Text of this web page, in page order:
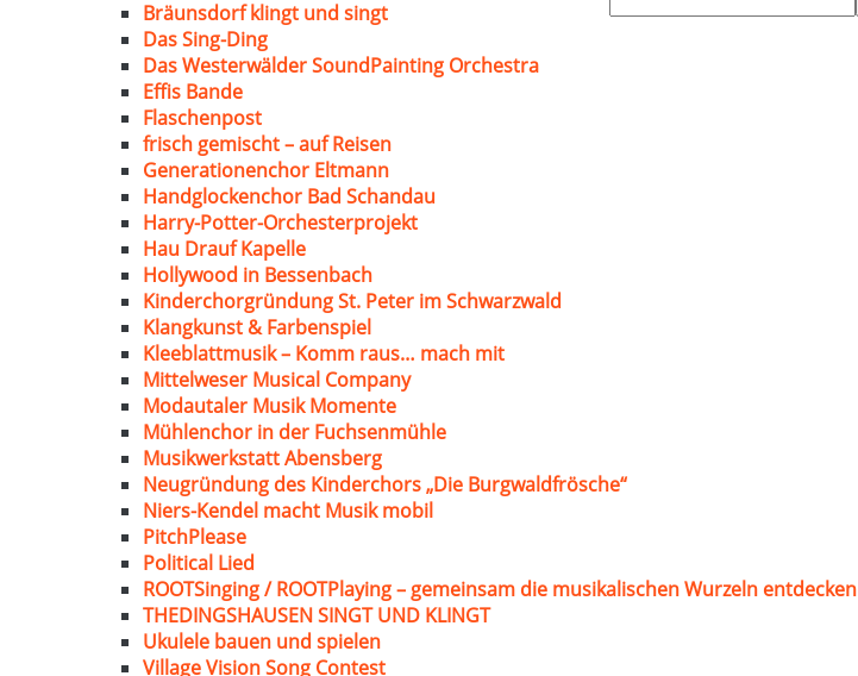
nach:
Bräunsdorf klingt und singt
Das Sing-Ding
Das Westerwälder SoundPainting Orchestra
Effis Bande
Flaschenpost
frisch gemischt – auf Reisen
Generationenchor Eltmann
Handglockenchor Bad Schandau
Harry-Potter-Orchesterprojekt
Hau Drauf Kapelle
Hollywood in Bessenbach
Kinderchorgründung St. Peter im Schwarzwald
Klangkunst & Farbenspiel
Kleeblattmusik – Komm raus… mach mit
Mittelweser Musical Company
Modautaler Musik Momente
Mühlenchor in der Fuchsenmühle
Musikwerkstatt Abensberg
Neugründung des Kinderchors „Die Burgwaldfrösche“
Niers-Kendel macht Musik mobil
PitchPlease
Political Lied
ROOTSinging / ROOTPlaying – gemeinsam die musikalischen Wurzeln entdecken
THEDINGSHAUSEN SINGT UND KLINGT
Ukulele bauen und spielen
Village Vision Song Contest